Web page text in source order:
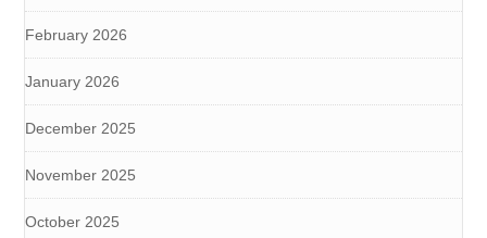
February 2026
January 2026
December 2025
November 2025
October 2025